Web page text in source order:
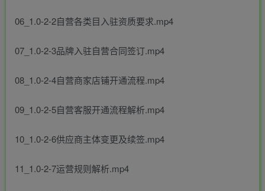
06_1.0-2-2自营各类目入驻资质要求.mp4
07_1.0-2-3品牌入驻自营合同签订.mp4
08_1.0-2-4自营商家店铺开通流程.mp4
09_1.0-2-5自营客服开通流程解析.mp4
10_1.0-2-6供应商主体变更及续签.mp4
11_1.0-2-7运营规则解析.mp4